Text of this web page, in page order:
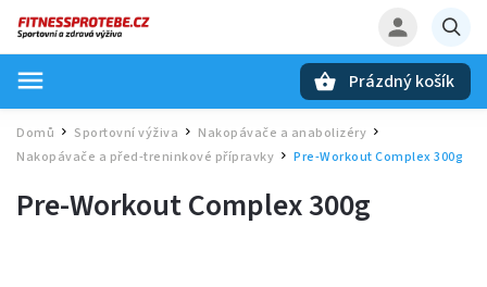
Prázdný košík
Domů / Sportovní výživa / Nakopávače a anabolizéry /
Nakopávače a před-treninkové přípravky / Pre-Workout Complex 300g
Pre-Workout Complex 300g